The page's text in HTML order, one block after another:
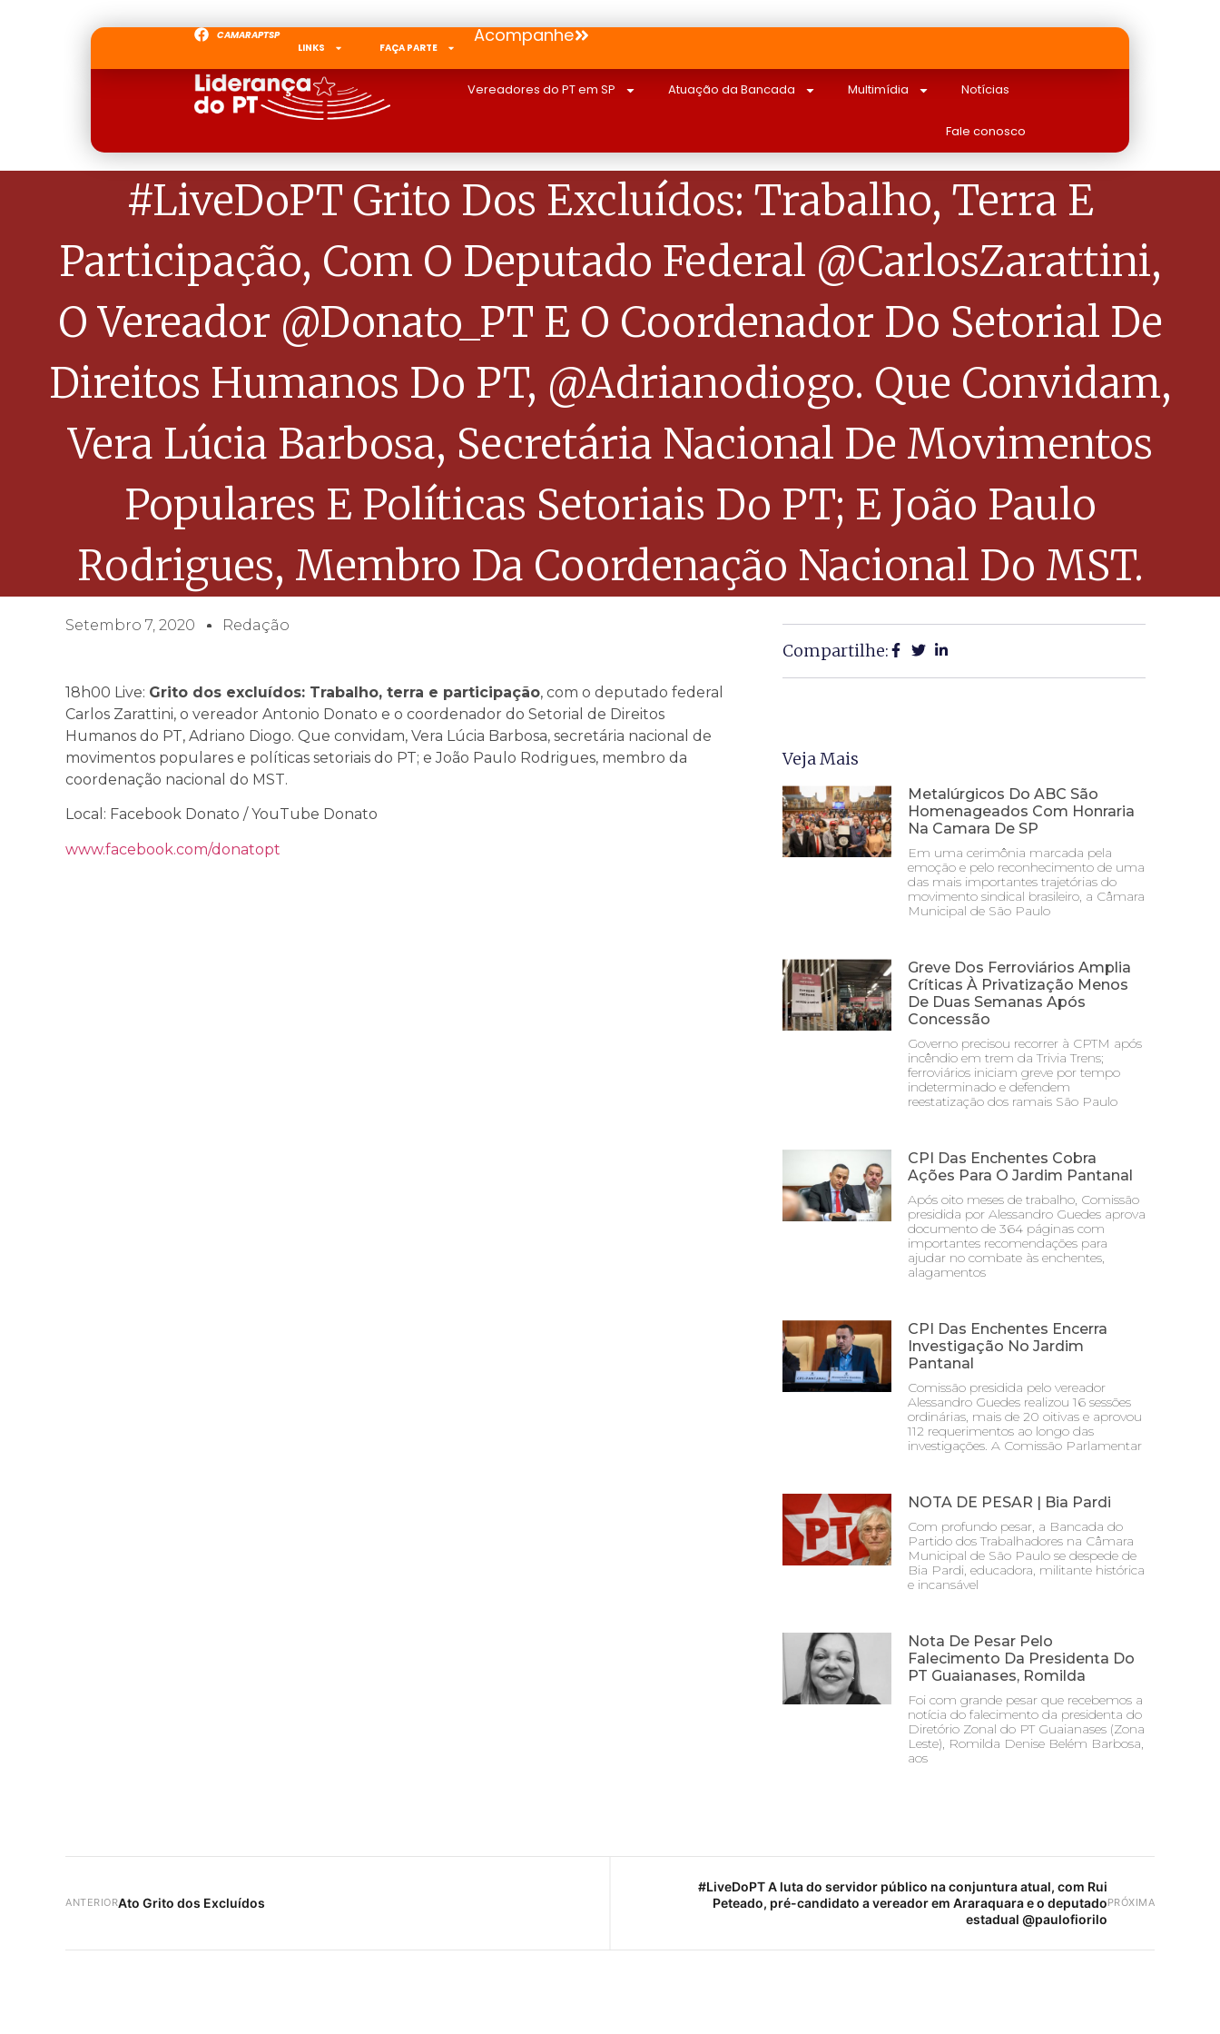
CAMARAPTSP
LINKS
FAÇA PARTE
Acompanhe
Vereadores do PT em SP Atuação da Bancada Multimídia Notícias
Fale conosco
#LiveDoPT Grito Dos Excluídos: Trabalho, Terra E
Participação, Com O Deputado Federal @CarlosZarattini,
O Vereador @Donato_PT E O Coordenador Do Setorial De
Direitos Humanos Do PT, @adrianodiogo. Que Convidam,
Vera Lúcia Barbosa, Secretária Nacional De Movimentos
Populares E Políticas Setoriais Do PT; E João Paulo
Rodrigues, Membro Da Coordenação Nacional Do MST.
Setembro 7, 2020 Redação
18h00 Live: Grito dos excluídos: Trabalho, terra e participação, com o deputado federal
Carlos Zarattini, o vereador Antonio Donato e o coordenador do Setorial de Direitos
Humanos do PT, Adriano Diogo. Que convidam, Vera Lúcia Barbosa, secretária nacional de
movimentos populares e políticas setoriais do PT; e João Paulo Rodrigues, membro da
coordenação nacional do MST.
Local: Facebook Donato / YouTube Donato
www.facebook.com/donatopt
Compartilhe:
Veja Mais
Metalúrgicos Do ABC São
Homenageados Com Honraria
Na Camara De SP
Em uma cerimônia marcada pela
emoção e pelo reconhecimento de uma
das mais importantes trajetórias do
movimento sindical brasileiro, a Câmara
Municipal de São Paulo
Greve Dos Ferroviários Amplia
Críticas À Privatização Menos
De Duas Semanas Após
Concessão
Governo precisou recorrer à CPTM após
incêndio em trem da Trivia Trens;
ferroviários iniciam greve por tempo
indeterminado e defendem
reestatização dos ramais São Paulo
CPI Das Enchentes Cobra
Ações Para O Jardim Pantanal
Após oito meses de trabalho, Comissão
presidida por Alessandro Guedes aprova
documento de 364 páginas com
importantes recomendações para
ajudar no combate às enchentes,
alagamentos
CPI Das Enchentes Encerra
Investigação No Jardim
Pantanal
Comissão presidida pelo vereador
Alessandro Guedes realizou 16 sessões
ordinárias, mais de 20 oitivas e aprovou
112 requerimentos ao longo das
investigações. A Comissão Parlamentar
NOTA DE PESAR | Bia Pardi
Com profundo pesar, a Bancada do
Partido dos Trabalhadores na Câmara
Municipal de São Paulo se despede de
Bia Pardi, educadora, militante histórica
e incansável
Nota De Pesar Pelo
Falecimento Da Presidenta Do
PT Guaianases, Romilda
Foi com grande pesar que recebemos a
notícia do falecimento da presidenta do
Diretório Zonal do PT Guaianases (Zona
Leste), Romilda Denise Belém Barbosa,
aos
ANTERIORAto Grito dos Excluídos PRÓXIMA
#LiveDoPT A luta do servidor público na conjuntura atual, com Rui
Peteado, pré-candidato a vereador em Araraquara e o deputado
estadual @paulofiorilo